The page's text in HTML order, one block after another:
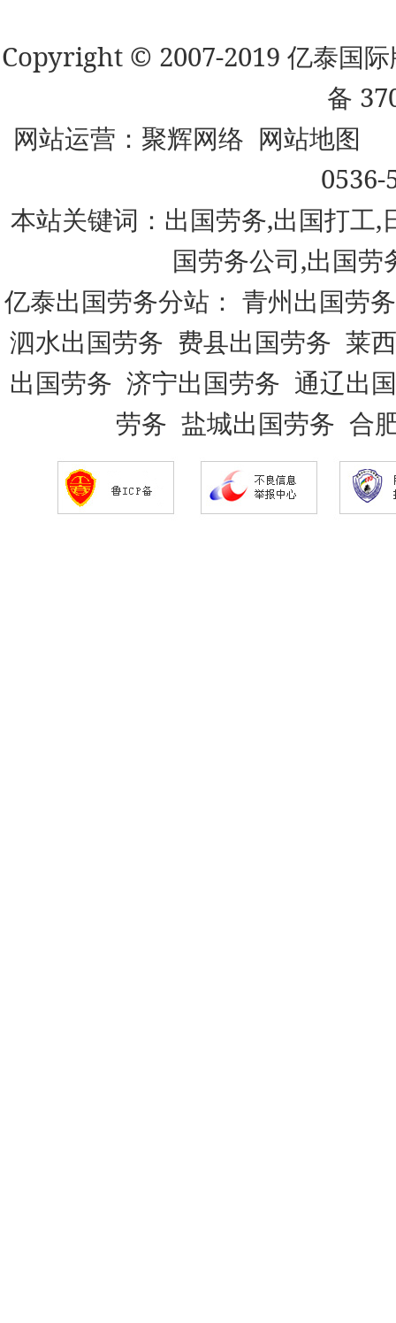
Copyright © 2007-2019 亿泰国
备
网站运营： 聚辉网络 网站地图
0536-
本站关键词：出国劳务,出国打工
国劳务公司,出国
亿泰出国劳务分站： 青州出国劳务
泗水出国劳务 费县出国劳务 莱
出国劳务 济宁出国劳务 通辽出
劳务 盐城出国劳务 合